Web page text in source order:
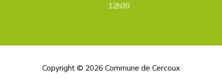
12h00
Copyright © 2026 Commune de Cercoux